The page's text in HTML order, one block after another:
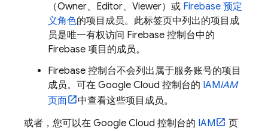
（Owner、Editor、Viewer）或 Firebase 预定
义角色的项目成员。此标签页中列出的项目成
员是唯一有权访问 Firebase 控制台中的
Firebase 项目的成员。
Firebase 控制台不会列出属于服务账号的项目
成员。可在 Google Cloud 控制台的 IAMIAM
页面
中查看这些项目成员。
或者，您可以在 Google Cloud 控制台的 IAM
页